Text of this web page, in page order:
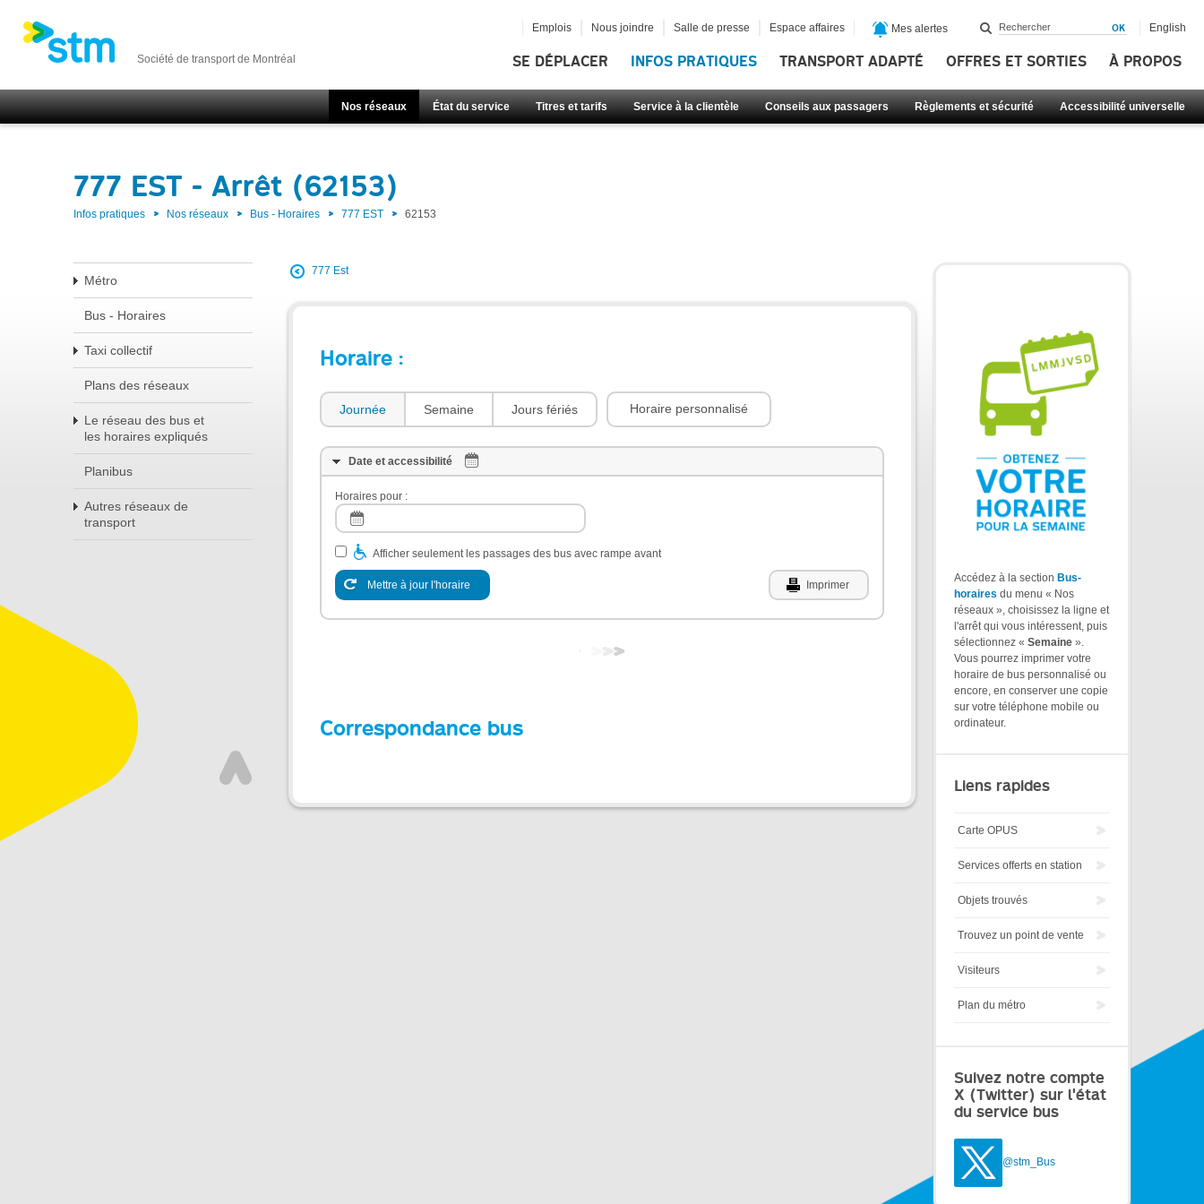
Société de transport de Montréal SE DÉPLACER INFOS PRATIQUES TRANSPORT ADAPTÉ OFFRES ET SORTIES À PROPOS
Nos réseaux État du service Titres et tarifs Service à la clientèle Conseils aux passagers Règlements et sécurité Accessibilité universelle
Emplois Nous joindre Salle de presse Espace affaires Mes alertes English
777 EST - Arrêt (62153)
Infos pratiques Nos réseaux Bus - Horaires 777 EST 62153
Métro
Bus - Horaires
Taxi collectif
Plans des réseaux
Le réseau des bus et
les horaires expliqués
Planibus
Autres réseaux de
transport
777 Est
Horaire :
Journée Semaine Jours fériés Horaire personnalisé
Date et accessibilité
Horaires pour :
Afficher seulement les passages des bus avec rampe avant
Mettre à jour l'horaire Imprimer
Correspondance bus
Accédez à la section Bus-
horaires du menu « Nos
réseaux », choisissez la ligne et
l'arrêt qui vous intéressent, puis
sélectionnez « Semaine ».
Vous pourrez imprimer votre
horaire de bus personnalisé ou
encore, en conserver une copie
sur votre téléphone mobile ou
ordinateur.
Liens rapides
Carte OPUS
Services offerts en station
Objets trouvés
Trouvez un point de vente
Visiteurs
Plan du métro
Suivez notre compte
X (Twitter) sur l'état
du service bus
@stm_Bus